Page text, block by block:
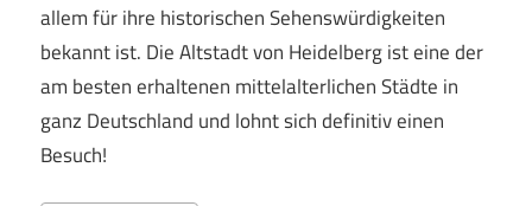
allem für ihre historischen Sehenswürdigkeiten
bekannt ist. Die Altstadt von Heidelberg ist eine der
am besten erhaltenen mittelalterlichen Städte in
ganz Deutschland und lohnt sich definitiv einen
Besuch!